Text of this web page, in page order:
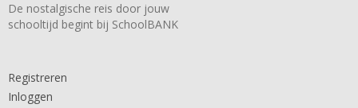
De nostalgische reis door jouw
schooltijd begint bij SchoolBANK
Registreren
Inloggen